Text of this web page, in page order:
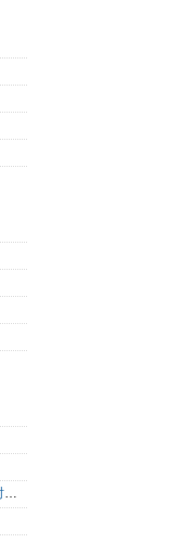
IBM与红帽扩展Lightwell服务方案，构建适配AI时代开源生态的可信基础设施